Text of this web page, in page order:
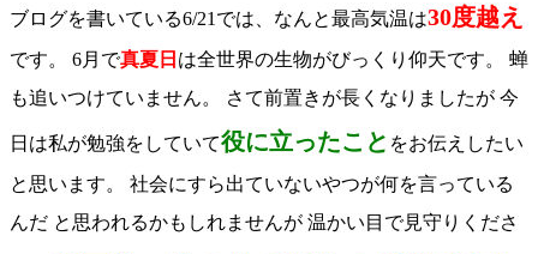
ブログを書いている6/21では、なんと最高気温は30度越え
です。 6月で真夏日 は全世界の生物がびっくり仰天です。 蝉
も追いつけていません。 さて前置きが長くなりましたが 今
日は私が勉強をしていて役に立ったこと をお伝えしたい
と思います。 社会にすら出ていないやつが何を言っている
んだ と思われるかもしれませんが 温かい目で見守りくださ